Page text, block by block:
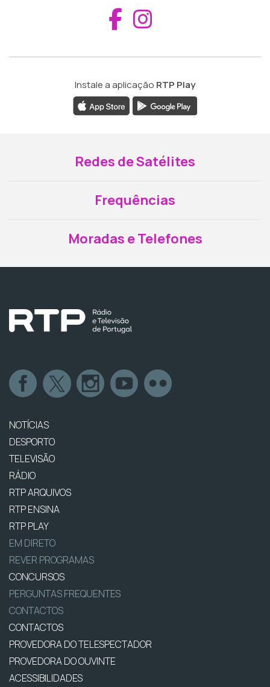
Aceder ao
Instale a aplicação RTP Play
Redes de Satélites
Frequências
Moradas e Telefones
NOTÍCIAS
DESPORTO
TELEVISÃO
RÁDIO
RTP ARQUIVOS
RTP ENSINA
RTP PLAY
EM DIRETO
REVER PROGRAMAS
CONCURSOS
PERGUNTAS FREQUENTES
CONTACTOS
CONTACTOS
PROVEDORA DO TELESPECTADOR
PROVEDORA DO OUVINTE
ACESSIBILIDADES